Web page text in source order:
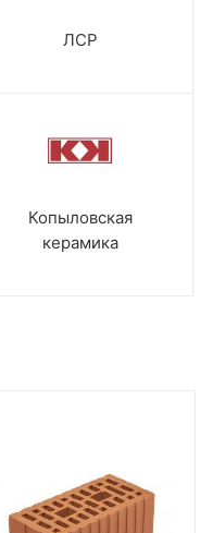
ЛСР
Копыловская
керамика